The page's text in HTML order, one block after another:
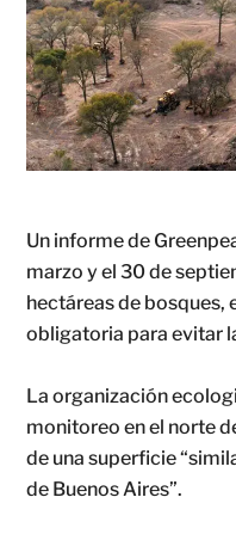
Un informe de
marzo y el 30 de
hectáreas de bosques,
obligatoria para evitar
La organización
monitoreo en el norte
de una superficie
de Buenos Aires”.